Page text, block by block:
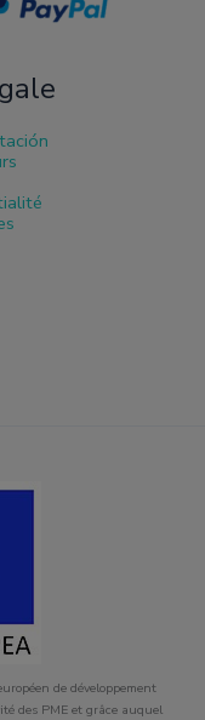
de développement
des PME et grâce auquel